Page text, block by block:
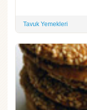
Tavuk Yemekleri